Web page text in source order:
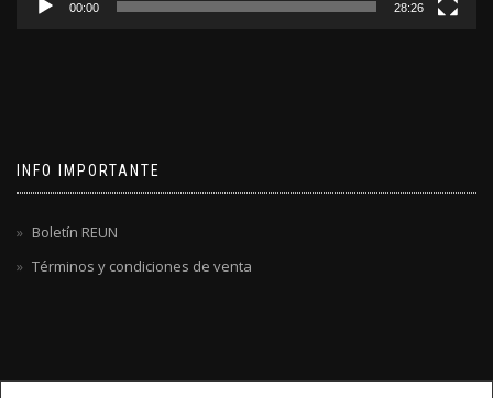
00:00 28:26
INFO IMPORTANTE
Boletín REUN
Términos y condiciones de venta